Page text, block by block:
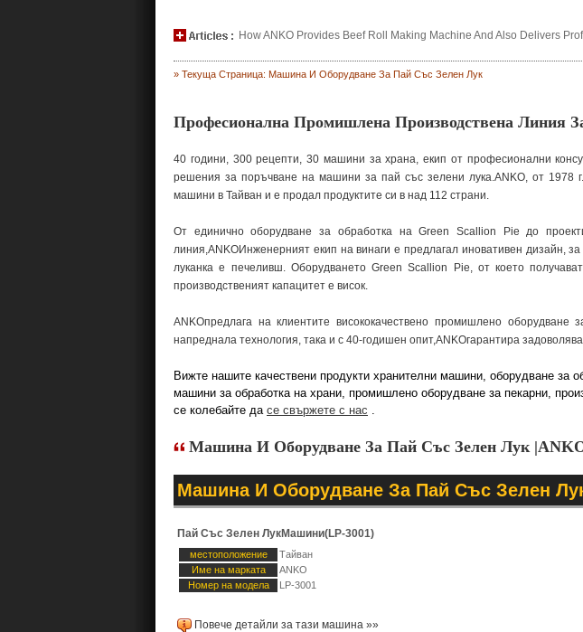
How ANKO Provides Beef Roll Making Machine And Also Delivers
» Текуща Страница: Машина И Оборудване За Пай Със Зелен Лук
Професионална Промишлена Производствена Линия
40 години, 300 рецепти, 30 машини за храна, екип от професионални
решения за поръчване на машини за пай със зелени лука.ANKO, от 1978
машини в Тайван и е продал продуктите си в над 112 страни.
От единично оборудване за обработка на Green Scallion Pie до
линия,ANKOИнженерният екип на винаги е предлагал иновативен дизайн,
луканка е печеливш. Оборудването Green Scallion Pie, от което
производственият капацитет е висок.
ANKOпредлага на клиентите висококачествено промишлено
напреднала технология, така и с 40-годишен опит,ANKOгарантира
Вижте нашите качествени продукти хранителни машини, оборудване за
машини за обработка на храни, промишлено оборудване за пекарни,
се колебайте да се свържете с нас .
Машина И Оборудване За Пай Със Зелен Лук
Машина И Оборудване За Пай Със Зелен
Пай Със Зелен ЛукМашини(LP-3001)
местоположение
Тайван
Име на марката
ANKO
Номер на модела
LP-3001
Повече детайли за тази машина »»